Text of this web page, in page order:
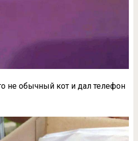
не обычный кот и дал телефон